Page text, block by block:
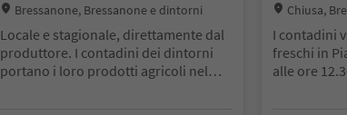
Location:
Bressanone, Bressanone e dintorni
Locale e stagionale, direttamente dal
produttore. I contadini dei dintorni
portano i loro prodotti agricoli nel
Location:
Chiusa,
I contadini
freschi in
alle ore